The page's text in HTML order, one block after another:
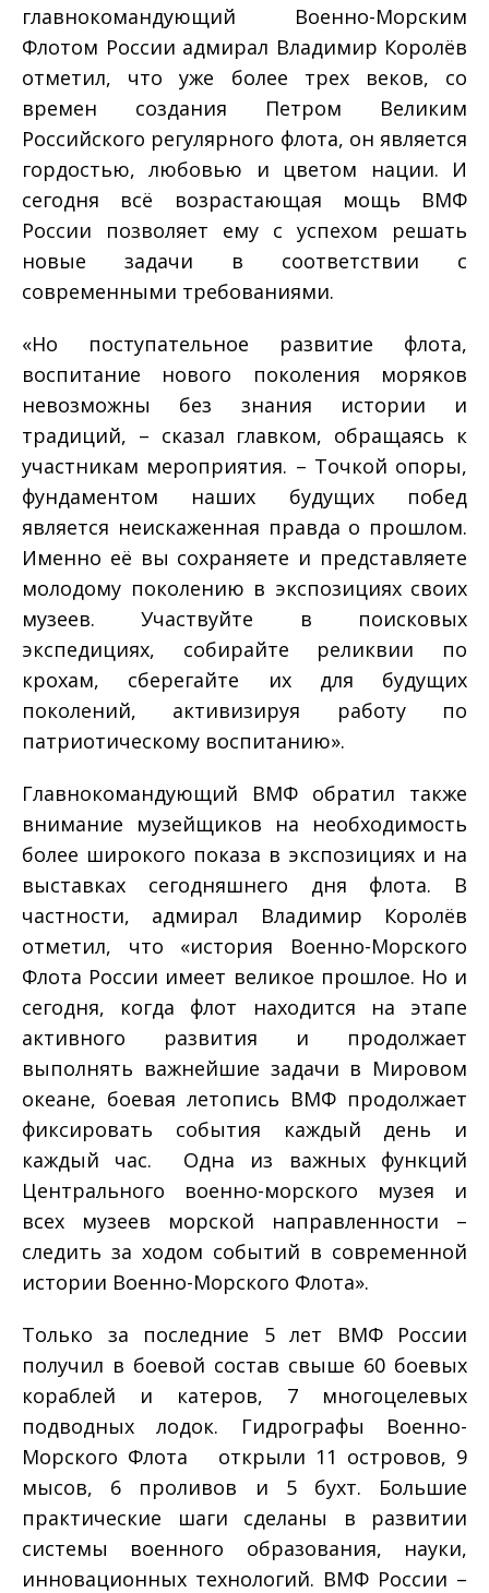
главнокомандующий Военно-Морским
Флотом России адмирал Владимир Королёв
отметил, что уже более трех веков, со
времен создания Петром Великим
Российского регулярного флота, он является
гордостью, любовью и цветом нации. И
сегодня всё возрастающая мощь ВМФ
России позволяет ему с успехом решать
новые задачи в соответствии с
современными требованиями.
«Но поступательное развитие флота,
воспитание нового поколения моряков
невозможны без знания истории и
традиций, – сказал главком, обращаясь к
участникам мероприятия. – Точкой опоры,
фундаментом наших будущих побед
является неискаженная правда о прошлом.
Именно её вы сохраняете и представляете
молодому поколению в экспозициях своих
музеев. Участвуйте в поисковых
экспедициях, собирайте реликвии по
крохам, сберегайте их для будущих
поколений, активизируя работу по
патриотическому воспитанию».
Главнокомандующий ВМФ обратил также
внимание музейщиков на необходимость
более широкого показа в экспозициях и на
выставках сегодняшнего дня флота. В
частности, адмирал Владимир Королёв
отметил, что «история Военно-Морского
Флота России имеет великое прошлое. Но и
сегодня, когда флот находится на этапе
активного развития и продолжает
выполнять важнейшие задачи в Мировом
океане, боевая летопись ВМФ продолжает
фиксировать события каждый день и
каждый час. Одна из важных функций
Центрального военно-морского музея и
всех музеев морской направленности –
следить за ходом событий в современной
истории Военно-Морского Флота».
Только за последние 5 лет ВМФ России
получил в боевой состав свыше 60 боевых
кораблей и катеров, 7 многоцелевых
подводных лодок. Гидрографы Военно-
Морского Флота открыли 11 островов, 9
мысов, 6 проливов и 5 бухт. Большие
практические шаги сделаны в развитии
системы военного образования, науки,
инновационных технологий. ВМФ России –